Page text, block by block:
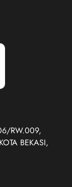
RW.009,
BEKASI,